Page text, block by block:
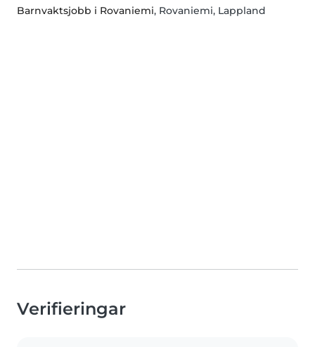
Barnvaktsjobb i Rovaniemi, Rovaniemi, Lappland
Verifieringar